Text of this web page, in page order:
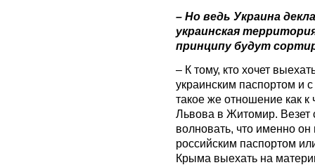
– Но ведь Украина
украинская
принципу будут
– К тому, кто хочет
украинским паспортом и
такое же отношение как к
Львова в Житомир. Везет
волновать, что именно он
российским паспортом
Крыма выехать на